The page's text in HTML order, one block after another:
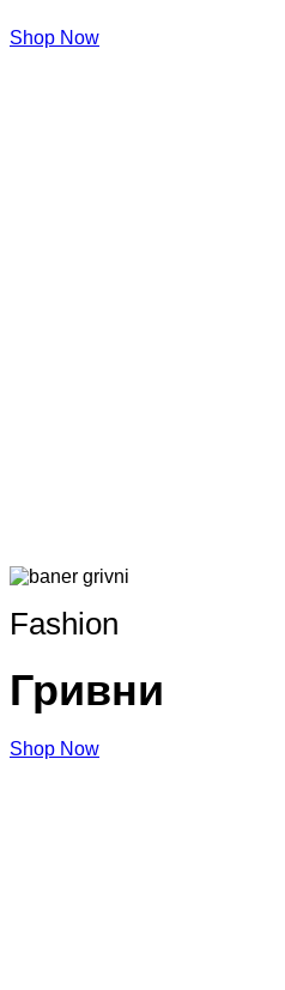
Shop Now
Fashion
Гривни
Shop Now